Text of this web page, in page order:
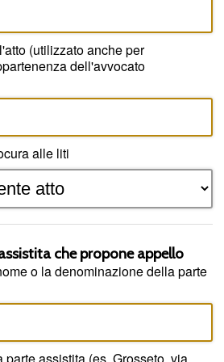
(utilizzato anche per
dell'avvocato
alle liti
che propone appello
o la denominazione della parte